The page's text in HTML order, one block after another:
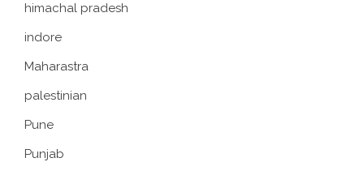
himachal pradesh
indore
Maharastra
palestinian
Pune
Punjab